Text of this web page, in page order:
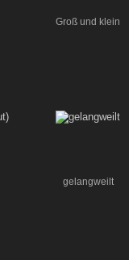
Groß und klein
gelangweilt